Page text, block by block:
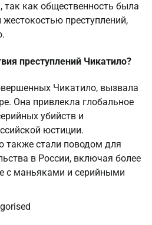
так как общественность была
преступлений,
преступлений Чикатило?
Чикатило, вызвала
Она привлекла глобальное
убийств и
юстиции.
также стали поводом для
в России, включая более
с маньяками и серийными